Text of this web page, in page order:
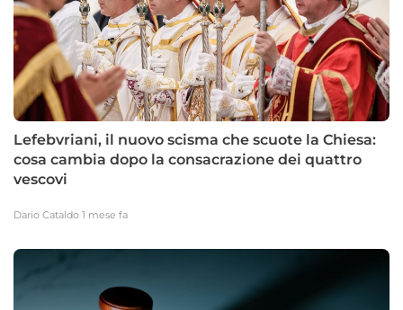
Lefebvriani, il nuovo scisma che scuote la Chiesa:
cosa cambia dopo la consacrazione dei quattro
vescovi
Dario Cataldo 1 mese fa